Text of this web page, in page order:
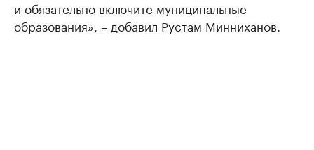
и обязательно включите муниципальные
образования», – добавил Рустам Минниханов.